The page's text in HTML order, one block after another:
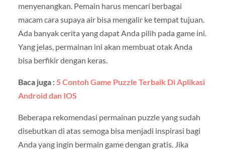
menyenangkan. Pemain harus mencari berbagai
macam cara supaya air bisa mengalir ke tempat tujuan.
Ada banyak cerita yang dapat Anda pilih pada game ini.
Yang jelas, permainan ini akan membuat otak Anda
bisa berfikir dengan keras.
Baca juga : 5 Contoh Game Puzzle Terbaik Di Aplikasi
Android dan IOS
Beberapa rekomendasi permainan puzzle yang sudah
disebutkan di atas semoga bisa menjadi inspirasi bagi
Anda yang ingin bermain game dengan gratis. Jika